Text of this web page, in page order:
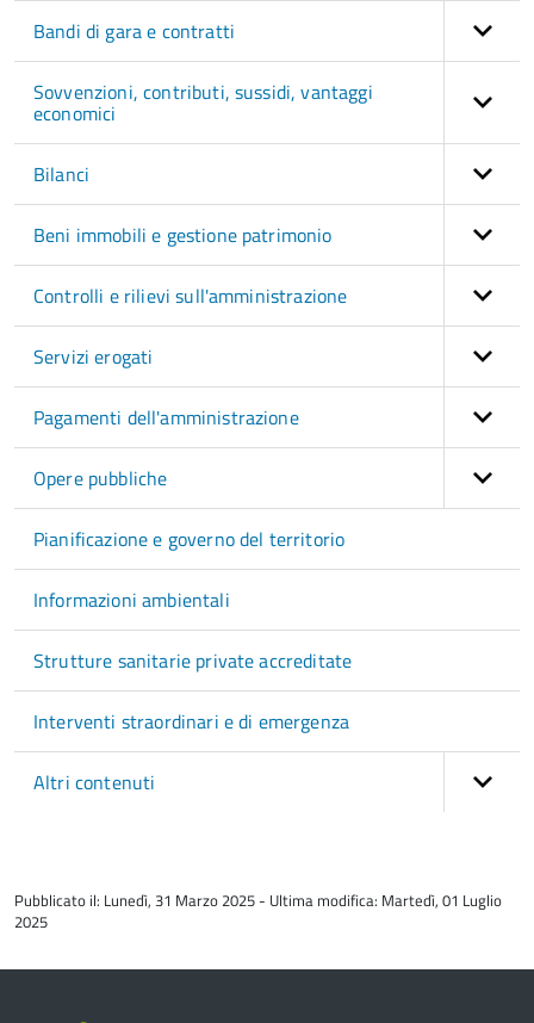
Bandi di gara e contratti
Sovvenzioni, contributi, sussidi, vantaggi
economici
Bilanci
Beni immobili e gestione patrimonio
Controlli e rilievi sull'amministrazione
Servizi erogati
Pagamenti dell'amministrazione
Opere pubbliche
Pianificazione e governo del territorio
Informazioni ambientali
Strutture sanitarie private accreditate
Interventi straordinari e di emergenza
Altri contenuti
del
contenuto
Pubblicato il: Lunedì, 31 Marzo 2025 - Ultima modifica: Martedì, 01 Luglio
2025